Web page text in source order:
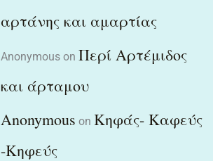
αρτάνης και αμαρτίας
Anonymous on Περί Αρτέμιδος
και άρταμου
Anonymous on Κηφάς- Καφεύς
-Κηφεύς